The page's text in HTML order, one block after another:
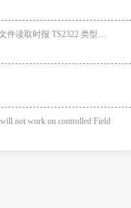
not work on controlled Field